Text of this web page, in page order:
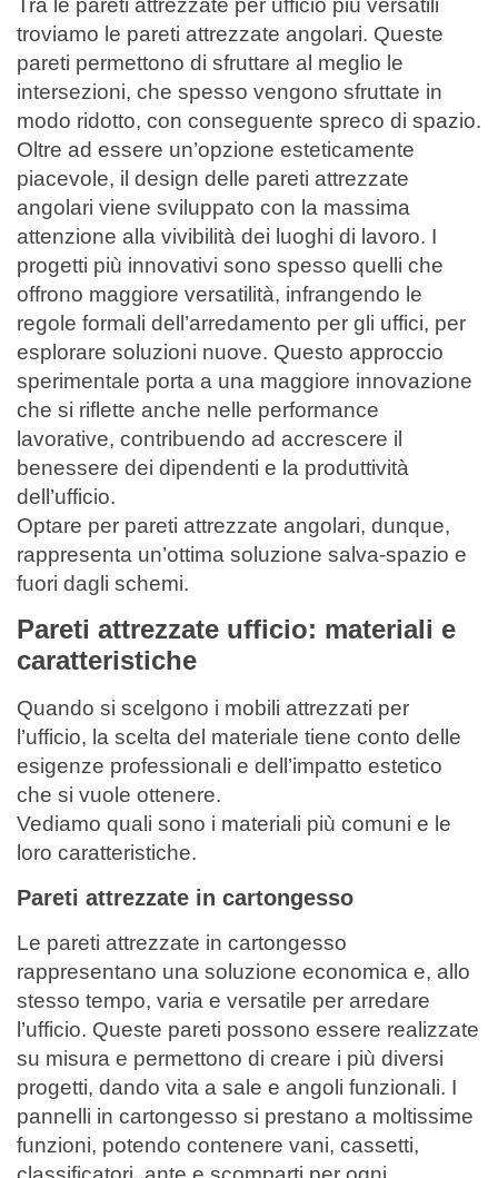
Tra le pareti attrezzate per ufficio più versatili
troviamo le pareti attrezzate angolari. Queste
pareti permettono di sfruttare al meglio le
intersezioni, che spesso vengono sfruttate in
modo ridotto, con conseguente spreco di spazio.
Oltre ad essere un’opzione esteticamente
piacevole, il design delle pareti attrezzate
angolari viene sviluppato con la massima
attenzione alla vivibilità dei luoghi di lavoro. I
progetti più innovativi sono spesso quelli che
offrono maggiore versatilità, infrangendo le
regole formali dell’arredamento per gli uffici, per
esplorare soluzioni nuove. Questo approccio
sperimentale porta a una maggiore innovazione
che si riflette anche nelle performance
lavorative, contribuendo ad accrescere il
benessere dei dipendenti e la produttività
dell’ufficio.
Optare per pareti attrezzate angolari, dunque,
rappresenta un’ottima soluzione salva-spazio e
fuori dagli schemi.
Pareti attrezzate ufficio: materiali e
caratteristiche
Quando si scelgono i mobili attrezzati per
l’ufficio, la scelta del materiale tiene conto delle
esigenze professionali e dell’impatto estetico
che si vuole ottenere.
Vediamo quali sono i materiali più comuni e le
loro caratteristiche.
Pareti attrezzate in cartongesso
Le pareti attrezzate in cartongesso
rappresentano una soluzione economica e, allo
stesso tempo, varia e versatile per arredare
l’ufficio. Queste pareti possono essere realizzate
su misura e permettono di creare i più diversi
progetti, dando vita a sale e angoli funzionali. I
pannelli in cartongesso si prestano a moltissime
funzioni, potendo contenere vani, cassetti,